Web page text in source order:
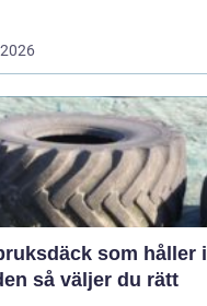
som håller i
längden så väljer du rätt